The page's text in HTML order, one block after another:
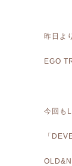
昨日より
EGO
今回も
「